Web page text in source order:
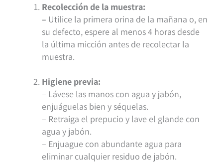
Recolección de la muestra:
– Utilice la primera orina de la mañana o, en
su defecto, espere al menos 4 horas desde
la última micción antes de recolectar la
muestra.
Higiene previa:
– Lávese las manos con agua y jabón,
enjuáguelas bien y séquelas.
– Retraiga el prepucio y lave el glande con
agua y jabón.
– Enjuague con abundante agua para
eliminar cualquier residuo de jabón.